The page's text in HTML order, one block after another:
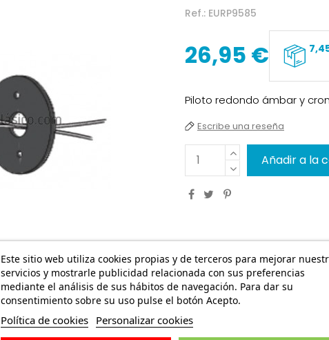
Ref.: EURP9585
26,95 €
Piloto redondo ámbar y
Escribe una reseña
Añadir a la
Este sitio web utiliza cookies propias y de terceros para mejorar
servicios y mostrarle publicidad relacionada con sus preferencias
mediante el análisis de sus hábitos de navegación. Para dar su
consentimiento sobre su uso pulse el botón Acepto.
Política de cookies Personalizar cookies